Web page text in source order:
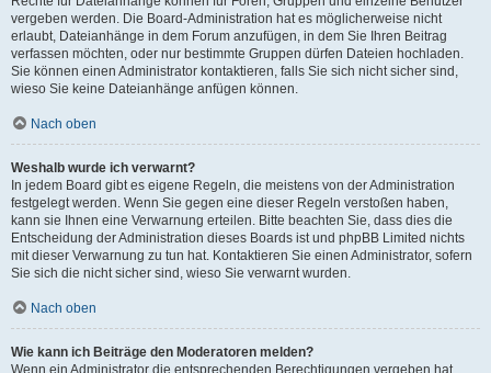
vergeben werden. Die Board-Administration hat es möglicherweise nicht
erlaubt, Dateianhänge in dem Forum anzufügen, in dem Sie Ihren Beitrag
verfassen möchten, oder nur bestimmte Gruppen dürfen Dateien hochladen.
Sie können einen Administrator kontaktieren, falls Sie sich nicht sicher sind,
wieso Sie keine Dateianhänge anfügen können.
Nach oben
Weshalb wurde ich verwarnt?
In jedem Board gibt es eigene Regeln, die meistens von der Administration
festgelegt werden. Wenn Sie gegen eine dieser Regeln verstoßen haben,
kann sie Ihnen eine Verwarnung erteilen. Bitte beachten Sie, dass dies die
Entscheidung der Administration dieses Boards ist und phpBB Limited nichts
mit dieser Verwarnung zu tun hat. Kontaktieren Sie einen Administrator, sofern
Sie sich die nicht sicher sind, wieso Sie verwarnt wurden.
Nach oben
Wie kann ich Beiträge den Moderatoren melden?
Wenn ein Administrator die entsprechenden Berechtigungen vergeben hat,